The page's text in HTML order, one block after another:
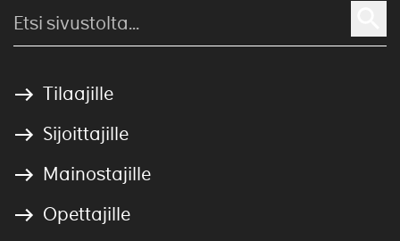
Tilaajille
Sijoittajille
Mainostajille
Opettajille